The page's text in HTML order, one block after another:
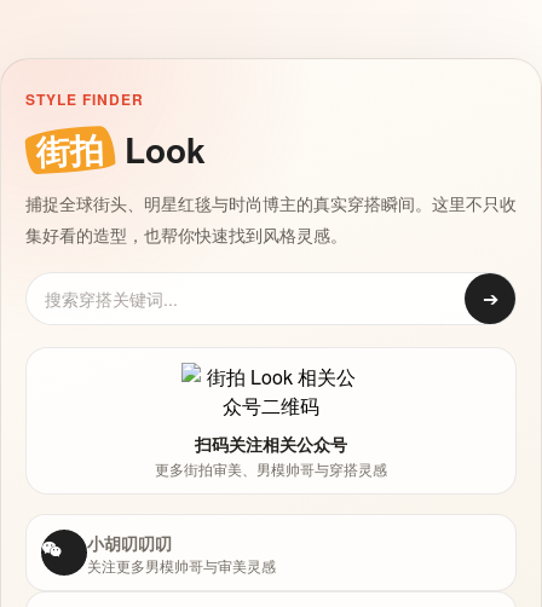
STYLE FINDER
街拍 Look
捕捉全球街头、明星红毯与时尚博主的真实穿搭瞬间。这里不只收
集好看的造型，也帮你快速找到风格灵感。
➔
扫码关注相关公众号
更多街拍审美、男模帅哥与穿搭灵感
小胡叨叨叨
关注更多男模帅哥与审美灵感